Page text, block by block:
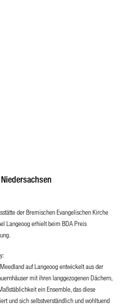
der Bremischen Evangelischen Kirche
Langeoog erhielt beim BDA Preis
auf Langeoog entwickelt aus der
mit ihren langgezogenen Dächern,
ein Ensemble, das diese
und sich selbstverständlich und wohltuend